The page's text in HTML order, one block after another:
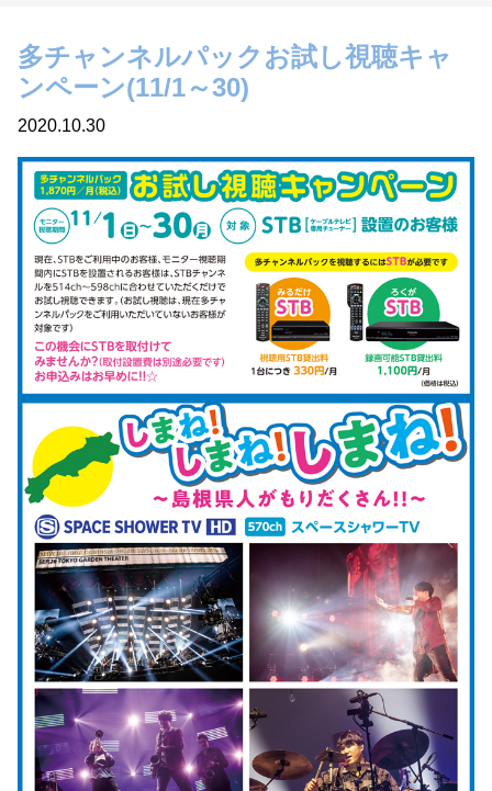
多チャンネルパックお試し視聴キャ
ンペーン(11/1～30)
2020.10.30